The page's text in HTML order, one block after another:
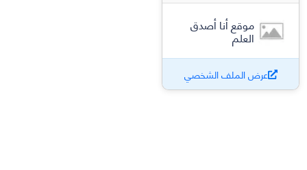
موقع أنا أصدق
العلم
عرض الملف الشخصي